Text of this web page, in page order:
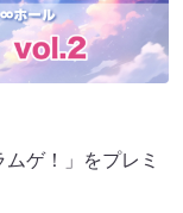
ゲ！」をプレミ